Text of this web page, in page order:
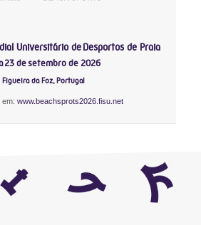
Universitário de Desportos de Praia
23 de setembro de 2026
Figueira da Foz, Portugal
em:www.beachsprots2026.fisu.net